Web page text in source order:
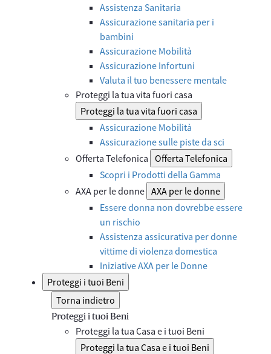
Assistenza Sanitaria
Assicurazione sanitaria per i
bambini
Assicurazione Mobilità
Assicurazione Infortuni
Valuta il tuo benessere mentale
Proteggi la tua vita fuori casa
Proteggi la tua vita fuori casa
Assicurazione Mobilità
Assicurazione sulle piste da sci
Offerta Telefonica Offerta Telefonica
Scopri i Prodotti della Gamma
AXA per le donne AXA per le donne
Essere donna non dovrebbe essere
un rischio
Assistenza assicurativa per donne
vittime di violenza domestica
Iniziative AXA per le Donne
Proteggi i tuoi Beni
Torna indietro
Proteggi i tuoi Beni
Proteggi la tua Casa e i tuoi Beni
Proteggi la tua Casa e i tuoi Beni